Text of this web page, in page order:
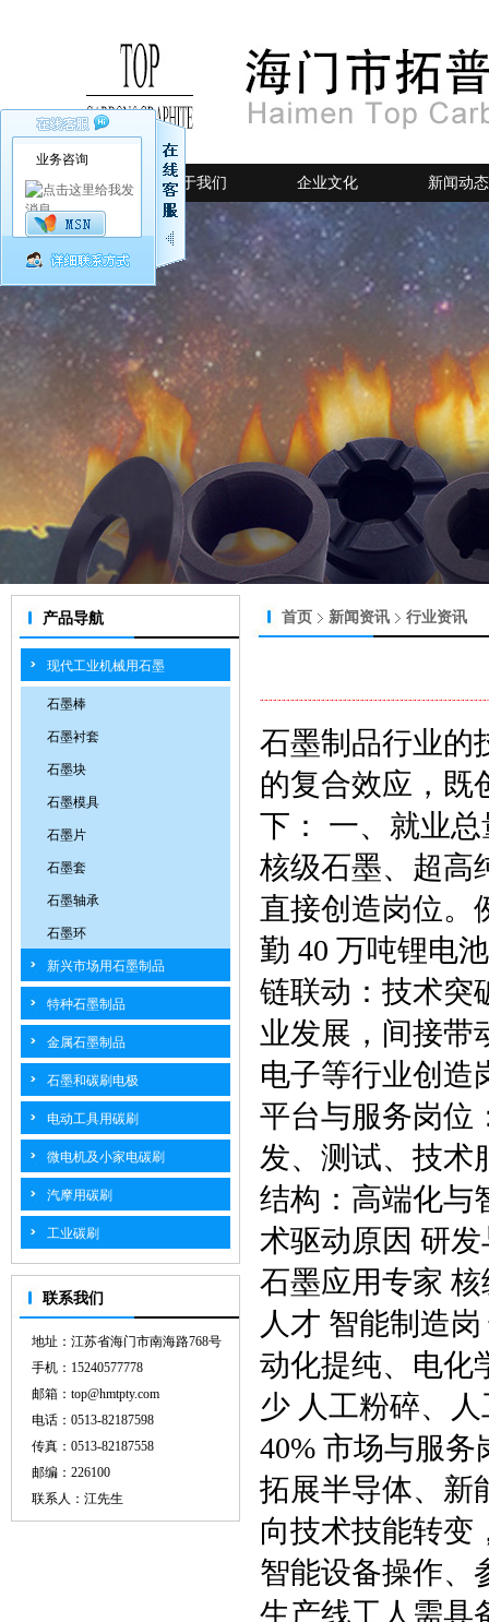
网站首页 关于我们 企业文化 新闻动态
产品导航
现代工业机械用石墨
石墨棒
石墨衬套
石墨块
石墨模具
石墨片
石墨套
石墨轴承
石墨环
新兴市场用石墨制品
特种石墨制品
金属石墨制品
石墨和碳刷电极
电动工具用碳刷
微电机及小家电碳刷
汽摩用碳刷
工业碳刷
联系我们
地址：江苏省海门市南海路768号
手机：15240577778
邮箱：top@hmtpty.com
电话：0513-82187598
传真：0513-82187558
邮编：226100
联系人：江先生
首页 新闻资讯 行业资讯
石墨制品行业的
的复合效应，既
下： 一、就业
核级石墨、超高
直接创造岗位。
勤 40 万吨锂电
链联动：技术突
业发展，间接带
电子等行业创造
平台与服务岗位
发、测试、技术
结构：高端化与
术驱动原因 研
石墨应用专家
人才 智能制造
动化提纯、电化
少 人工粉碎、
40% 市场与服
拓展半导体、新
向技术技能转变
智能设备操作、
生产线工人需具
业务咨询